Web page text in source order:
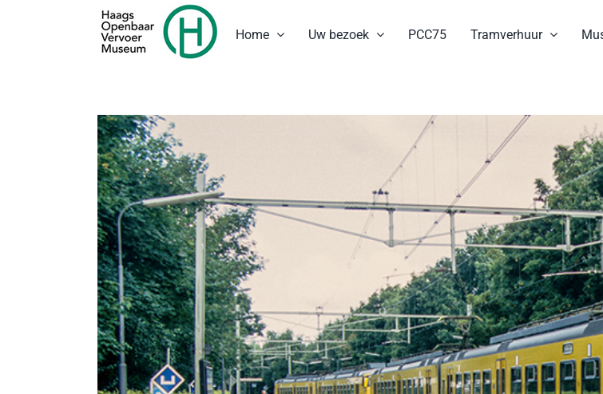
Home Uw bezoek PCC75 Tramverhuur